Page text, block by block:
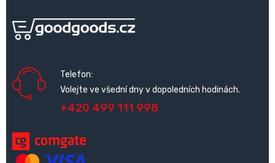
Telefon:
Volejte ve všední dny v dopoledních hodinách.
+420 499 111 998